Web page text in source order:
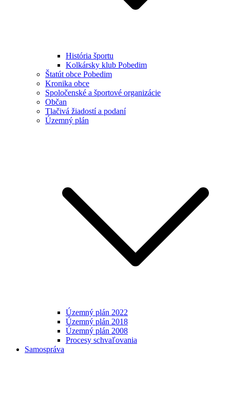
História športu
Kolkársky klub Pobedim
Štatút obce Pobedim
Kronika obce
Spoločenské a športové organizácie
Občan
Tlačivá žiadostí a podaní
Územný plán
Územný plán 2022
Územný plán 2018
Územný plán 2008
Procesy schvaľovania
Samospráva